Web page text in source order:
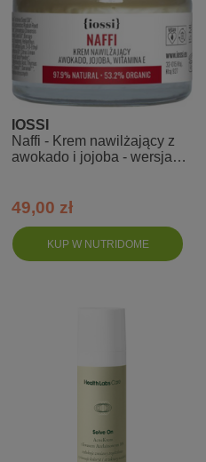
KUP W NUTRIDOME
IOSSI
Naffi - Krem nawilżający z
awokado i jojoba - wersja
49,00 zł